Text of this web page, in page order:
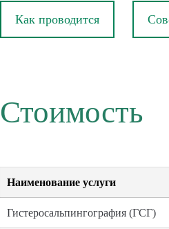
Как проводится
Стоимость
Наименование услуги
Гистеросальпингография (ГСГ)